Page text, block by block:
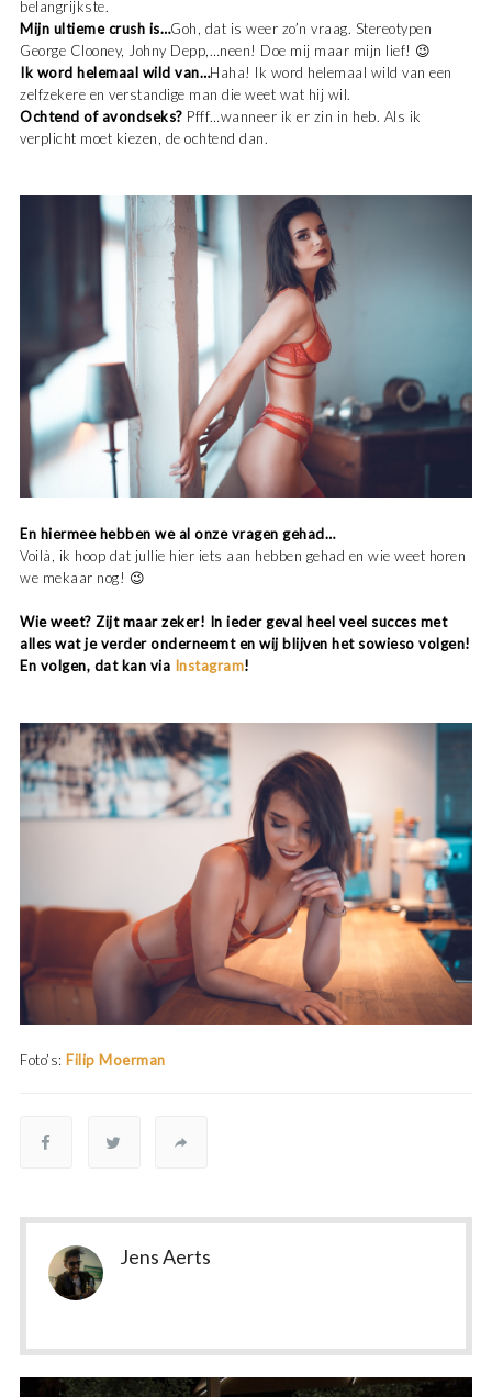
belangrijkste.
Mijn ultieme crush is…Goh, dat is weer zo’n vraag. Stereotypen
George Clooney, Johny Depp,…neen! Doe mij maar mijn lief! 😉
Ik word helemaal wild van…Haha! Ik word helemaal wild van een
zelfzekere en verstandige man die weet wat hij wil.
Ochtend of avondseks? Pfff…wanneer ik er zin in heb. Als ik
verplicht moet kiezen, de ochtend dan.
En hiermee hebben we al onze vragen gehad…
Voilà, ik hoop dat jullie hier iets aan hebben gehad en wie weet horen
we mekaar nog! 😉
Wie weet? Zijt maar zeker! In ieder geval heel veel succes met
alles wat je verder onderneemt en wij blijven het sowieso volgen!
En volgen, dat kan via Instagram!
Foto’s: Filip Moerman
Jens Aerts